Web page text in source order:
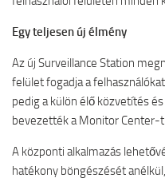
Egy teljesen új élmény
Az új Surveillance Station
felület fogadja a
pedig a külön élő közvetítés
bevezették a Monitor Center-t.
A központi alkalmazás
hatékony böngészését